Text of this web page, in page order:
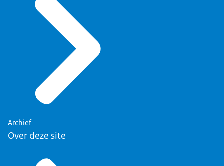
Archief
Over deze site